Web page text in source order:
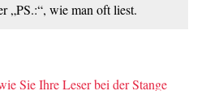
„PS.:“, wie man oft liest.
Sie Ihre Leser bei der Stange